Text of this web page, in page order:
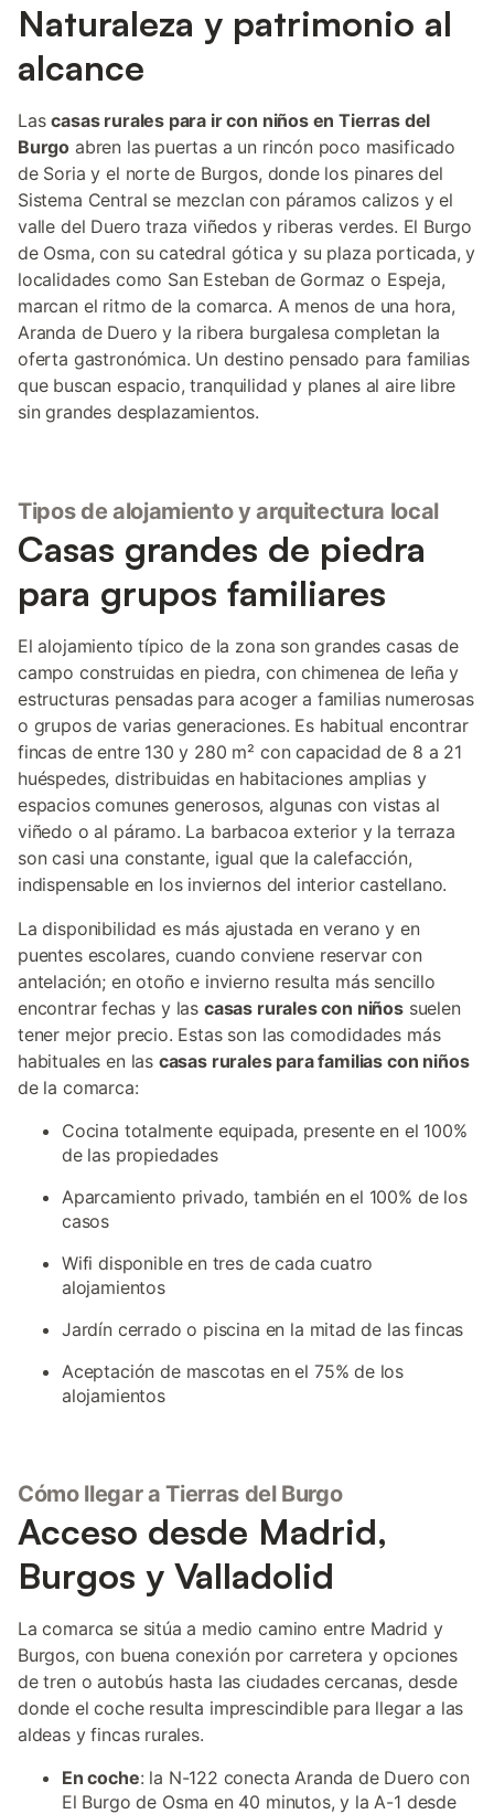
Naturaleza y patrimonio al
alcance
Lascasas rurales para ir con niños en Tierras del
Burgo abren las puertas a un rincón poco masificado
de Soria y el norte de Burgos, donde los pinares del
Sistema Central se mezclan con páramos calizos y el
valle del Duero traza viñedos y riberas verdes. El Burgo
de Osma, con su catedral gótica y su plaza porticada, y
localidades como San Esteban de Gormaz o Espeja,
marcan el ritmo de la comarca. A menos de una hora,
Aranda de Duero y la ribera burgalesa completan la
oferta gastronómica. Un destino pensado para familias
que buscan espacio, tranquilidad y planes al aire libre
sin grandes desplazamientos.
Tipos de alojamiento y arquitectura local
Casas grandes de piedra
para grupos familiares
El alojamiento típico de la zona son grandes casas de
campo construidas en piedra, con chimenea de leña y
estructuras pensadas para acoger a familias numerosas
o grupos de varias generaciones. Es habitual encontrar
fincas de entre 130 y 280 m² con capacidad de 8 a 21
huéspedes, distribuidas en habitaciones amplias y
espacios comunes generosos, algunas con vistas al
viñedo o al páramo. La barbacoa exterior y la terraza
son casi una constante, igual que la calefacción,
indispensable en los inviernos del interior castellano.
La disponibilidad es más ajustada en verano y en
puentes escolares, cuando conviene reservar con
antelación; en otoño e invierno resulta más sencillo
encontrar fechas y las casas rurales con niñossuelen
tener mejor precio. Estas son las comodidades más
habituales en las casas rurales para familias con niños
de la comarca:
Cocina totalmente equipada, presente en el 100%
de las propiedades
Aparcamiento privado, también en el 100% de los
casos
Wifi disponible en tres de cada cuatro
alojamientos
Jardín cerrado o piscina en la mitad de las fincas
Aceptación de mascotas en el 75% de los
alojamientos
Cómo llegar a Tierras del Burgo
Acceso desde Madrid,
Burgos y Valladolid
La comarca se sitúa a medio camino entre Madrid y
Burgos, con buena conexión por carretera y opciones
de tren o autobús hasta las ciudades cercanas, desde
donde el coche resulta imprescindible para llegar a las
aldeas y fincas rurales.
En coche: la N-122 conecta Aranda de Duero con
El Burgo de Osma en 40 minutos, y la A-1 desde